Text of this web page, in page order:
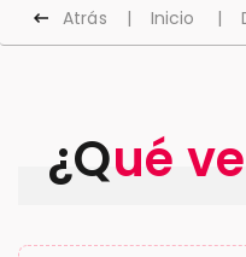
Atrás Inicio
¿Qué